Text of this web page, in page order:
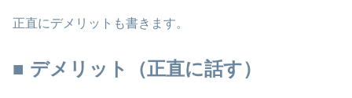
正直にデメリットも書きます。
■ デメリット（正直に話す）